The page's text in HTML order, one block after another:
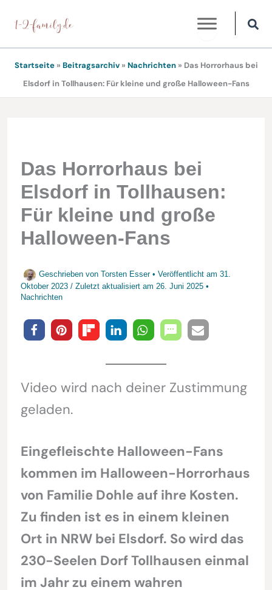
Inhalt
springen
Startseite» Beitragsarchiv» Nachrichten» Das Horrorhaus bei
Elsdorf in Tollhausen: Für kleine und große Halloween-Fans
Das Horrorhaus bei
Elsdorf in Tollhausen:
Für kleine und große
Halloween-Fans
Geschrieben von Torsten Esser • Veröffentlicht am 31.
Oktober 2023 / Zuletzt aktualisiert am 26. Juni 2025•
Nachrichten
Video wird nach deiner Zustimmung
geladen.
Eingefleischte Halloween-Fans
kommen im Halloween-Horrorhaus
von Familie Dohle auf ihre Kosten.
Zu finden ist es in einem kleinen
Ort in NRW bei Elsdorf. So wird das
230-Seelen Dorf Tollhausen einmal
im Jahr zu einem wahren